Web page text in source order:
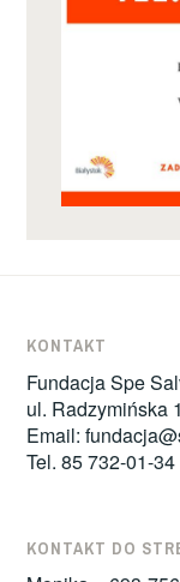
KONTAKT
Fundacja Spe
ul. Radzymińska
Email:
Tel. 85 732-01-34
KONTAKT DO